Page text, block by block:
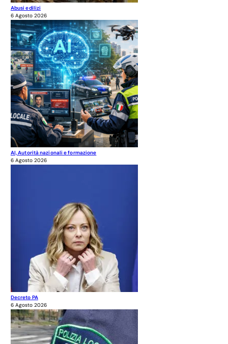
Abusi edilizi
6 Agosto 2026
AI, Autorità nazionali e formazione
6 Agosto 2026
Decreto PA
6 Agosto 2026